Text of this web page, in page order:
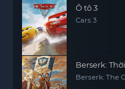
Ô tô 3
Cars 3
Berserk:
Berserk: The